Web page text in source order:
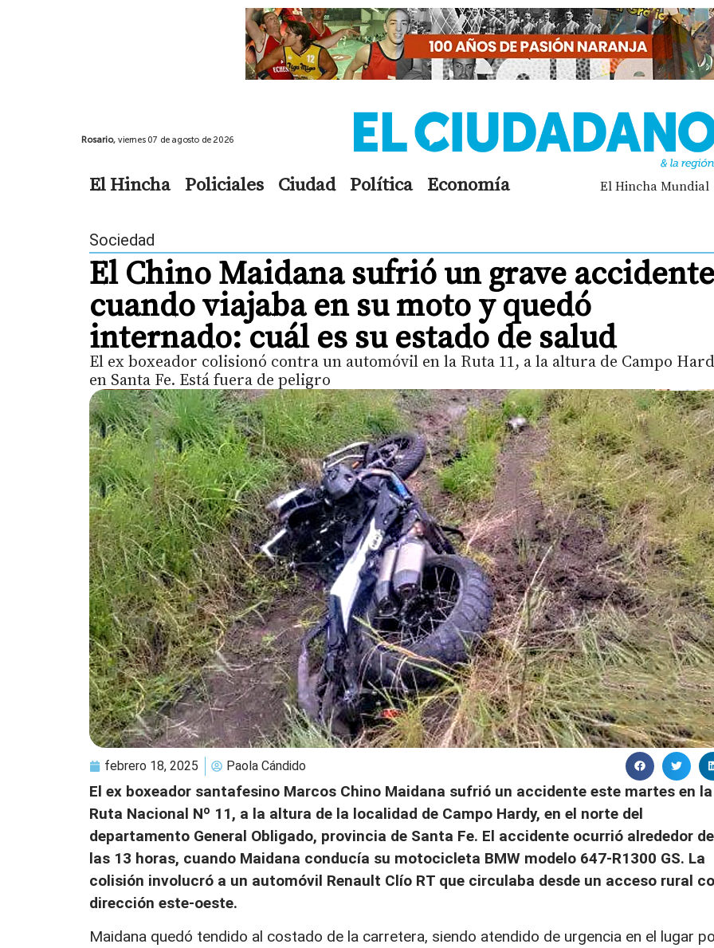
Rosario, viernes 07 de agosto de 2026
El Hincha Policiales Ciudad Política Economía El Hincha Mundial
Sociedad
El Chino Maidana sufrió un grave accidente
cuando viajaba en su moto y quedó
internado: cuál es su estado de salud
El ex boxeador colisionó contra un automóvil en la Ruta 11, a la altura de Campo
en Santa Fe. Está fuera de peligro
febrero 18, 2025 Paola Cándido
El ex boxeador santafesino Marcos Chino Maidana sufrió un accidente este martes en la
Ruta Nacional Nº 11, a la altura de la localidad de Campo Hardy, en el norte del
departamento General Obligado, provincia de Santa Fe. El accidente ocurrió alrededor de
las 13 horas, cuando Maidana conducía su motocicleta BMW modelo 647-R1300 GS. La
colisión involucró a un automóvil Renault Clío RT que circulaba desde un acceso rural
dirección este-oeste.
Maidana quedó tendido al costado de la carretera, siendo atendido de urgencia en el lugar